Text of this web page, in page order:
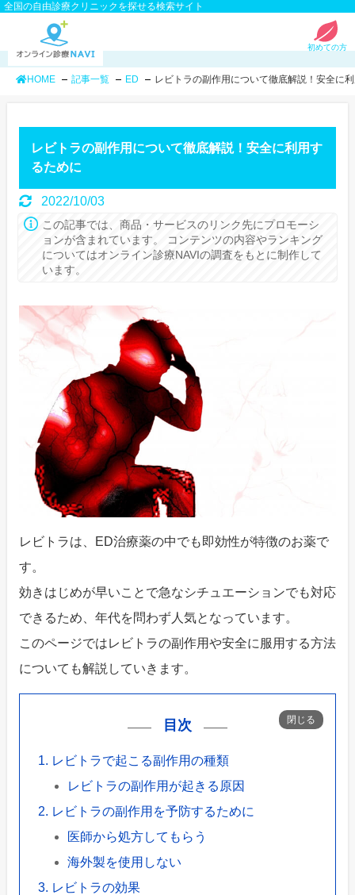
全国の自由診療クリニックを探せる検索サイト
初めての方
HOME 記事一覧 ED レビトラの副作用について徹底解説！安全に
レビトラの副作用について徹底解説！安全に利用す
るために
2022/10/03
レビトラは、ED治療薬の中でも即効性が特徴のお薬で
す。
効きはじめが早いことで急なシチュエーションでも対応
できるため、年代を問わず人気となっています。
このページではレビトラの副作用や安全に服用する方法
についても解説していきます。
目次
レビトラで起こる副作用の種類
レビトラの副作用が起きる原因
レビトラの副作用を予防するために
医師から処方してもらう
海外製を使用しない
レビトラの効果